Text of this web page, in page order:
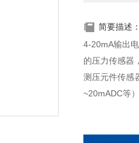
简要描述：
4-20mA输出
的压力传感器
测压元件传感
~20mADC等